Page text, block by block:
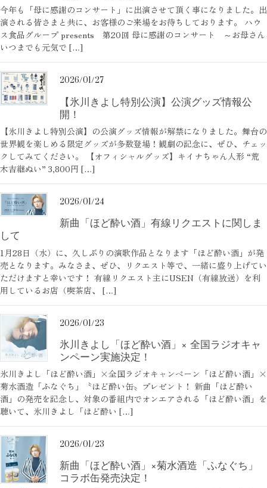
今年も「母に感謝のコンサート」に出演させて頂く事になりました。出
演される皆さまと共に、お客様のご来場をお待ちしております。 ハウ
ス食品グループ presents 第20回 母に感謝のコンサート ～お母さん
いつまでも元気で […]
2026/01/27
【氷川きよし特別公演】公演グッズ情報公
開！
【氷川きよし特別公演】の公演グッズ情報が解禁になりました。舞台の
世界観を楽しめる限定グッズが多数登場！観劇の記念に、ぜひ、チェッ
クしてみてください。 【オフィシャルグッズ】キイナちゃん人形 “荒
木吉継ぬい” 3,800円 […]
2026/01/24
新曲「ほど酔い酒」有線リクエストに関しま
して
1月28日（水）に、久しぶりの演歌作品となります「ほど酔い酒」が発
売となります。みなさま、ぜひ、リクエスト等で、一緒に盛り上げてい
ただけますと幸いです！ 有線リクエスト主にUSEN（有線放送）を利
用しているお店（喫茶店、 […]
2026/01/23
氷川きよし「ほど酔い酒」× 全国ラジオキャ
ンペーン実施決定！
氷川きよし「ほど酔い酒」×全国ラジオキャンペーン「ほど酔い酒」×
菊水酒造「ふなぐち」〝ほど酔い缶〟プレゼント！ 新曲「ほど酔い
酒」の発売を記念し、対象の番組内でオンエアされる「ほど酔い酒」を
聴いて、氷川きよし「ほど酔い […]
2026/01/23
新曲「ほど酔い酒」×菊水酒造「ふなぐち」
コラボ缶発売決定！